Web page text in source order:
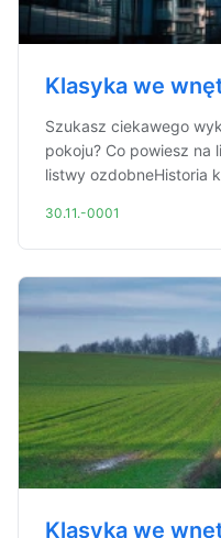
Klasyka we
Szukasz ciekawego
pokoju? Co powiesz na
listwy ozdobneHistoria
30.11.-0001
Klasyka we